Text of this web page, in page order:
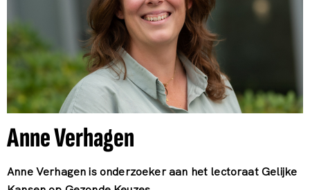
Anne Verhagen
Anne Verhagen is onderzoeker aan het lectoraat Gelijke